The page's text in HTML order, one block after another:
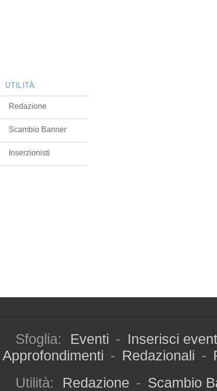
UTILITÀ:
Redazione
Scambio Banner
Inserzionisti
Sfoglia: Eventi - Inserisci
Approfondimenti - Redazionali -
Utilità:
Redazione - Scambio